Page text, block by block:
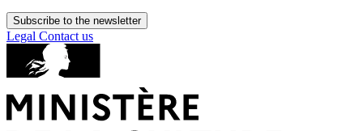
Subscribe to the newsletter
Legal Contact us